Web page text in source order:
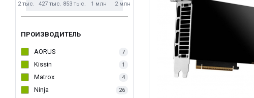
2 тыс. 427 тыс. 853 тыс. 1 млн 2 млн
ПРОИЗВОДИТЕЛЬ
AORUS 7
Kissin 1
Matrox 4
Ninja 26